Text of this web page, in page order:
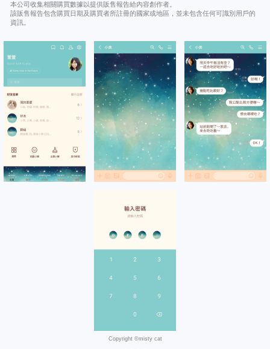
本公司收集相關購買數據以提供販售報告給內容創作者。
該販售報告包含購買日期及購買者所註冊的國家或地區，並未包含任何可識別用戶的
資訊。
Copyright ©misty cat